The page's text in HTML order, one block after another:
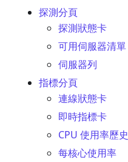
探測分頁
探測狀態卡
可用伺服器清單
伺服器列
指標分頁
連線狀態卡
即時指標卡
CPU 使用率歷史
每核心使用率